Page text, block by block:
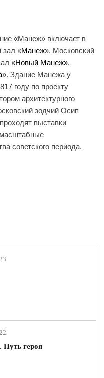
«Манеж» включает в
зал «Манеж», Московский
«Новый Манеж»,
». Здание Манежа у
году по проекту
архитектурного
зодчий Осип
выставки
советского периода.
Путь героя